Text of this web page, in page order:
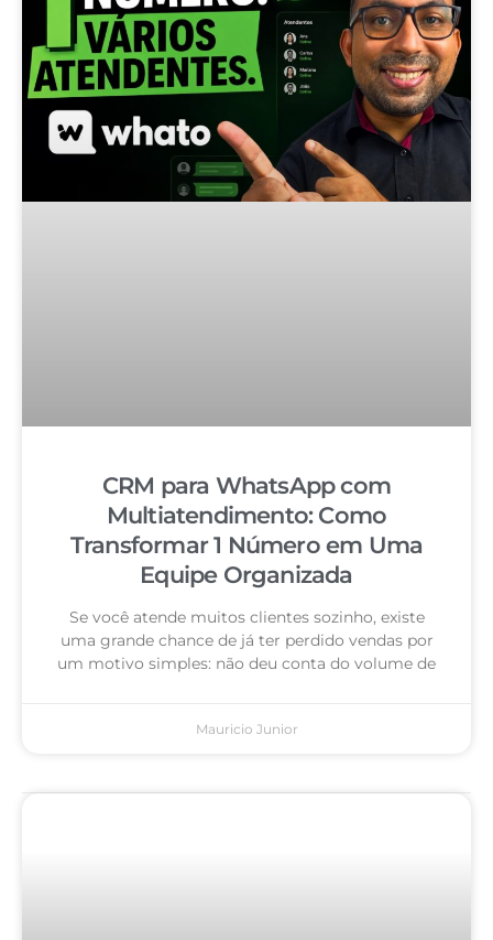
CRM para WhatsApp com
Multiatendimento: Como
Transformar 1 Número em Uma
Equipe Organizada
Se você atende muitos clientes sozinho, existe
uma grande chance de já ter perdido vendas por
um motivo simples: não deu conta do volume de
Mauricio Junior